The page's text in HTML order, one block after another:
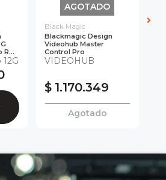
R...
AGOTADO
Black Magic
Blackmagic Design
Videohub Master
Control Pro
VIDEOHUB
$ 1.170.349
Agotado